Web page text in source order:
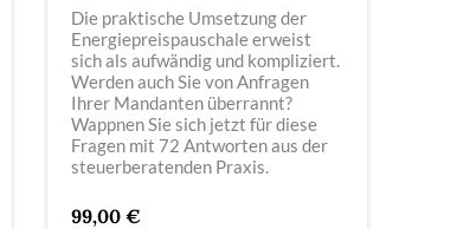
Die praktische Umsetzung der
Energiepreispauschale erweist
sich als aufwändig und kompliziert.
Werden auch Sie von Anfragen
Ihrer Mandanten überrannt?
Wappnen Sie sich jetzt für diese
Fragen mit 72 Antworten aus der
steuerberatenden Praxis.
99,00 €